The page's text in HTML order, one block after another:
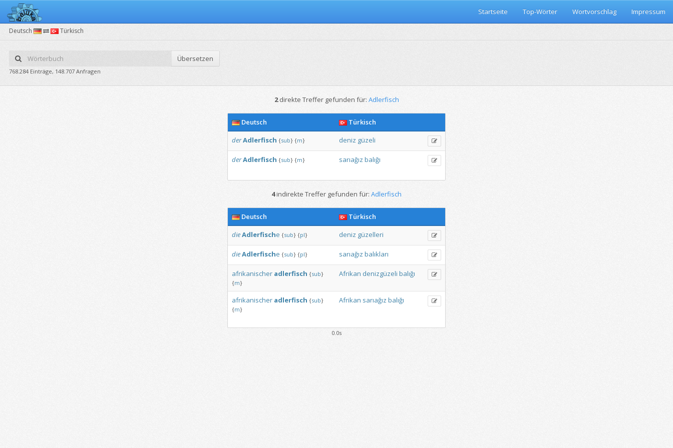
Startseite Top-Wörter Wortvorschlag Impressum
Deutsch Türkisch
Übersetzen
768.284 Einträge, 148.707 Anfragen
2direkte Treffer gefunden für: Adlerfisch
Deutsch
Türkisch
derAdlerfisch {sub} {m} deniz güzeli
derAdlerfisch {sub} {m} sarıağız balığı
4indirekte Treffer gefunden für: Adlerfisch
Deutsch
Türkisch
dieAdlerfische {sub} {pl} deniz güzelleri
dieAdlerfische {sub} {pl} sarıağız balıkları
afrikanischer adlerfisch {sub}
{m}
Afrikan denizgüzeli balığı
afrikanischer adlerfisch {sub}
{m}
Afrikan sarıağız balığı
0.0s